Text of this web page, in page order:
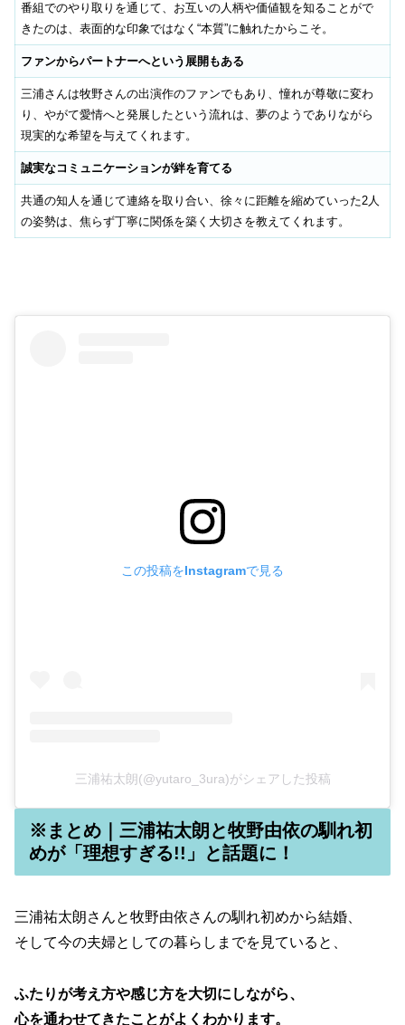
番組でのやり取りを通じて、お互いの人柄や価値観を知ることがで
きたのは、表面的な印象ではなく“本質”に触れたからこそ。
ファンからパートナーへという展開もある
三浦さんは牧野さんの出演作のファンでもあり、憧れが尊敬に変わ
り、やがて愛情へと発展したという流れは、夢のようでありながら
現実的な希望を与えてくれます。
誠実なコミュニケーションが絆を育てる
共通の知人を通じて連絡を取り合い、徐々に距離を縮めていった2人
の姿勢は、焦らず丁寧に関係を築く大切さを教えてくれます。
この投稿をInstagramで見る
三浦祐太朗(@yutaro_3ura)がシェアした投稿
※まとめ｜三浦祐太朗と牧野由依の馴れ初
めが「理想すぎる!!」と話題に！
三浦祐太朗さんと牧野由依さんの馴れ初めから結婚、
そして今の夫婦としての暮らしまでを見ていると、
ふたりが考え方や感じ方を大切にしながら、
心を通わせてきたことがよくわかります。